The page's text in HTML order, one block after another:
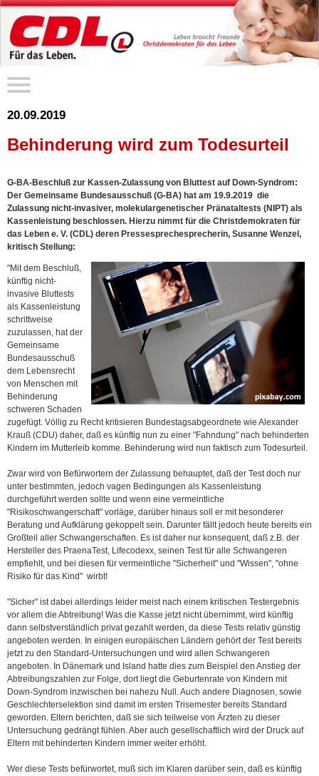
20.09.2019
Behinderung wird zum Todesurteil
G-BA-Beschluß zur Kassen-Zulassung von Bluttest auf Down-Syndrom:
Der Gemeinsame Bundesausschuß (G-BA) hat am 19.9.2019 die
Zulassung nicht-invasiver, molekulargenetischer Pränataltests (NIPT) als
Kassenleistung beschlossen. Hierzu nimmt für die Christdemokraten für
das Leben e. V. (CDL) deren Pressesprechesprecherin, Susanne Wenzel,
kritisch Stellung:
"Mit dem Beschluß,
künftig nicht-
invasive Bluttests
als Kassenleistung
schrittweise
zuzulassen, hat der
Gemeinsame
Bundesausschuß
dem Lebensrecht
von Menschen mit
Behinderung
schweren Schaden
zugefügt. Völlig zu Recht kritisieren Bundestagsabgeordnete wie Alexander
Krauß (CDU) daher, daß es künftig nun zu einer "Fahndung" nach behinderten
Kindern im Mutterleib komme. Behinderung wird nun faktisch zum Todesurteil.
Zwar wird von Befürwortern der Zulassung behauptet, daß der Test doch nur
unter bestimmten, jedoch vagen Bedingungen als Kassenleistung
durchgeführt werden sollte und wenn eine vermeintliche
"Risikoschwangerschaft" vorläge, darüber hinaus soll er mit besonderer
Beratung und Aufklärung gekoppelt sein. Darunter fällt jedoch heute bereits ein
Großteil aller Schwangerschaften. Es ist daher nur konsequent, daß z.B. der
Hersteller des PraenaTest, Lifecodexx, seinen Test für alle Schwangeren
empfiehlt, und bei diesen für vermeintliche "Sicherheit" und "Wissen", "ohne
Risiko für das Kind" wirbt!
"Sicher" ist dabei allerdings leider meist nach einem kritischen Testergebnis
vor allem die Abtreibung! Was die Kasse jetzt nicht übernimmt, wird künftig
dann selbstverständlich privat gezahlt werden, da diese Tests relativ günstig
angeboten werden. In einigen europäischen Ländern gehört der Test bereits
jetzt zu den Standard-Untersuchungen und wird allen Schwangeren
angeboten. In Dänemark und Island hatte dies zum Beispiel den Anstieg der
Abtreibungszahlen zur Folge, dort liegt die Geburtenrate von Kindern mit
Down-Syndrom inzwischen bei nahezu Null. Auch andere Diagnosen, sowie
Geschlechterselektion sind damit im ersten Trisemester bereits Standard
geworden. Eltern berichten, daß sie sich teilweise von Ärzten zu dieser
Untersuchung gedrängt fühlen. Aber auch gesellschaftlich wird der Druck auf
Eltern mit behinderten Kindern immer weiter erhöht.
Wer diese Tests befürwortet, muß sich im Klaren darüber sein, daß es künftig